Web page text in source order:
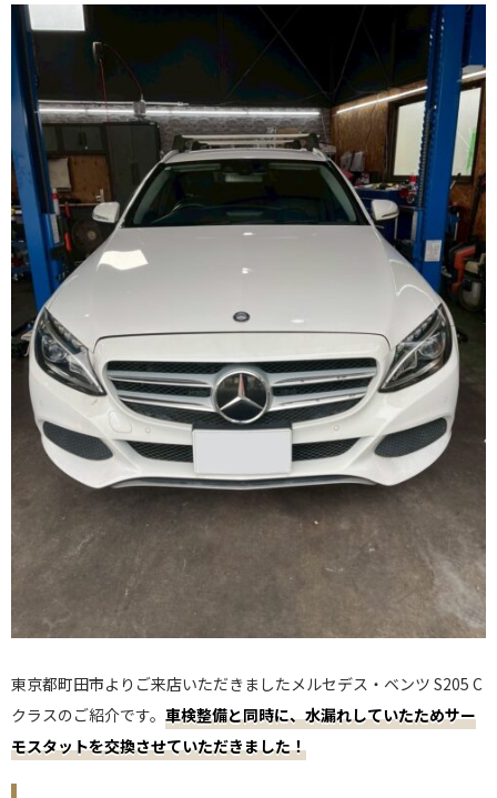
東京都町田市よりご来店いただきましたメルセデス・ベンツ S205 C
クラスのご紹介です。 車検整備と同時に、水漏れしていたためサー
モスタットを交換させていただきました！